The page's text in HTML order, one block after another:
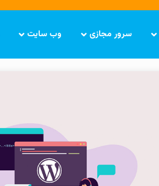
سرور مجازی وب سایت